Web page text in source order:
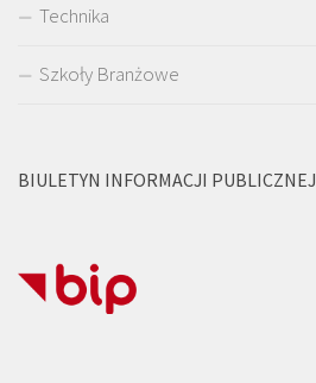
Technika
Szkoły Branżowe
BIULETYN INFORMACJI PUBLICZNEJ